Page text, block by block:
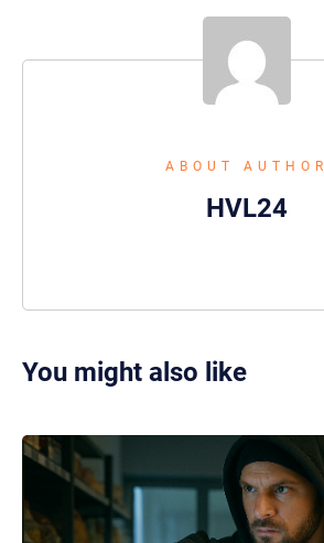
ABOUT AUTHOR
HVL24
You might also like